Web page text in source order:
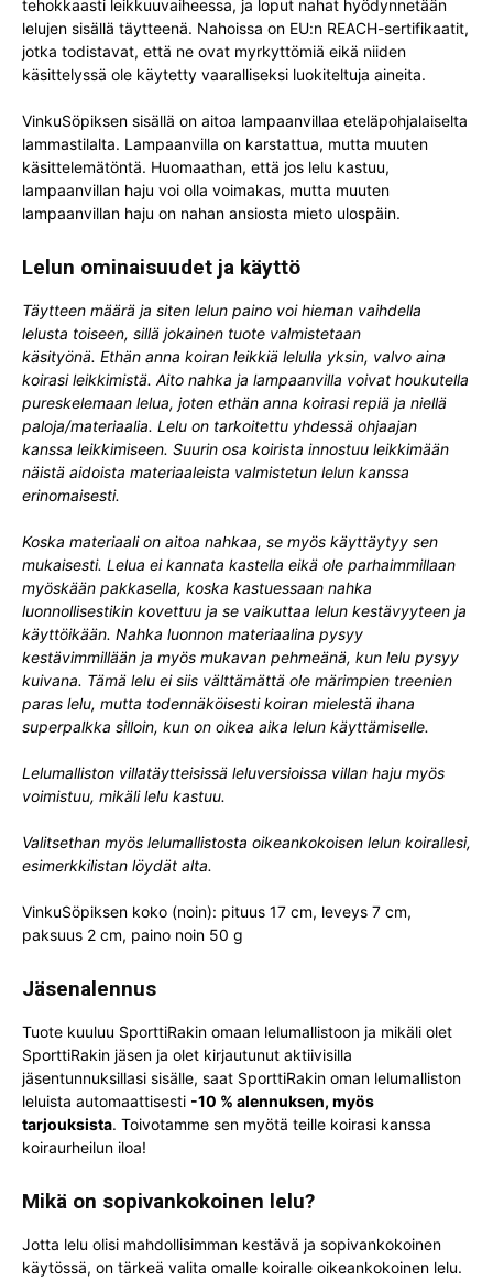
tehokkaasti leikkuuvaiheessa, ja loput nahat hyödynnetään
lelujen sisällä täytteenä. Nahoissa on EU:n REACH-sertifikaatit,
jotka todistavat, että ne ovat myrkyttömiä eikä niiden
käsittelyssä ole käytetty vaaralliseksi luokiteltuja aineita.
VinkuSöpiksen sisällä on aitoa lampaanvillaa eteläpohjalaiselta
lammastilalta. Lampaanvilla on karstattua, mutta muuten
käsittelemätöntä. Huomaathan, että jos lelu kastuu,
lampaanvillan haju voi olla voimakas, mutta muuten
lampaanvillan haju on nahan ansiosta mieto ulospäin.
Lelun ominaisuudet ja käyttö
Täytteen määrä ja siten lelun paino voi hieman vaihdella
lelusta toiseen, sillä jokainen tuote valmistetaan
käsityönä. Ethän anna koiran leikkiä lelulla yksin, valvo aina
koirasi leikkimistä. Aito nahka ja lampaanvilla voivat houkutella
pureskelemaan lelua, joten ethän anna koirasi repiä ja niellä
paloja/materiaalia. Lelu on tarkoitettu yhdessä ohjaajan
kanssa leikkimiseen. Suurin osa koirista innostuu leikkimään
näistä aidoista materiaaleista valmistetun lelun kanssa
erinomaisesti.
Koska materiaali on aitoa nahkaa, se myös käyttäytyy sen
mukaisesti. Lelua ei kannata kastella eikä ole parhaimmillaan
myöskään pakkasella, koska kastuessaan nahka
luonnollisestikin kovettuu ja se vaikuttaa lelun kestävyyteen ja
käyttöikään. Nahka luonnon materiaalina pysyy
kestävimmillään ja myös mukavan pehmeänä, kun lelu pysyy
kuivana. Tämä lelu ei siis välttämättä ole märimpien treenien
paras lelu, mutta todennäköisesti koiran mielestä ihana
superpalkka silloin, kun on oikea aika lelun käyttämiselle.
Lelumalliston villatäytteisissä leluversioissa villan haju myös
voimistuu, mikäli lelu kastuu.
Valitsethan myös lelumallistosta oikeankokoisen lelun koirallesi,
esimerkkilistan löydät alta.
VinkuSöpiksen koko (noin): pituus 17 cm, leveys 7 cm,
paksuus 2 cm, paino noin 50 g
Jäsenalennus
Tuote kuuluu SporttiRakin omaan lelumallistoon ja mikäli olet
SporttiRakin jäsen ja olet kirjautunut aktiivisilla
jäsentunnuksillasi sisälle, saat SporttiRakin oman lelumalliston
leluista automaattisesti -10 % alennuksen, myös
tarjouksista. Toivotamme sen myötä teille koirasi kanssa
koiraurheilun iloa!
Mikä on sopivankokoinen lelu?
Jotta lelu olisi mahdollisimman kestävä ja sopivankokoinen
käytössä, on tärkeä valita omalle koiralle oikeankokoinen lelu.